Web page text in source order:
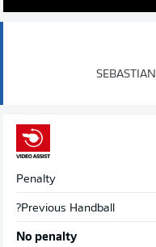
SEBASTIAN
Penalty
Previous Handball?
No penalty